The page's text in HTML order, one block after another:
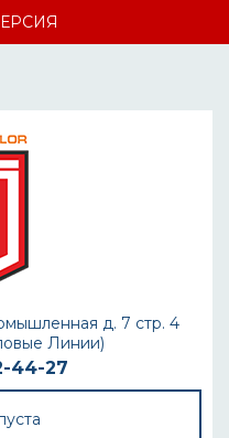
д. 7 стр. 4
Линии)
44-27